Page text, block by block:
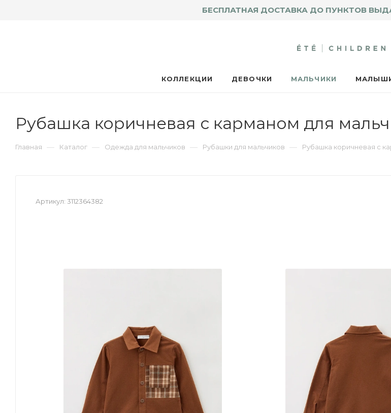
БЕСПЛАТНАЯ ДОСТАВКА ДО ПУНКТОВ
КОЛЛЕКЦИИ ДЕВОЧКИ МАЛЬЧИКИ
Рубашка коричневая с карманом для
Главная — Каталог — Одежда для мальчиков — Рубашки для мальчиков — Рубашка коричневая с
Артикул: 3112364382